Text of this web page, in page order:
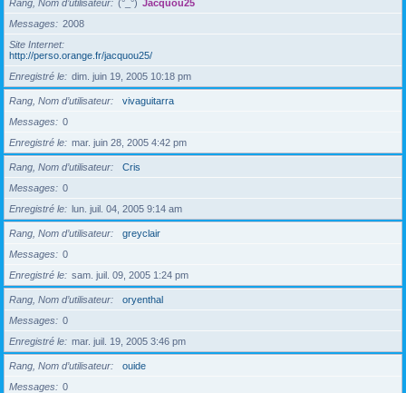
Rang, Nom d’utilisateur (°_°) Jacquou25
Messages
2008
Site Internet
http://perso.orange.fr/jacquou25/
Enregistré le
dim. juin 19, 2005 10:18 pm
Rang, Nom d’utilisateur
vivaguitarra
Messages
0
Enregistré le
mar. juin 28, 2005 4:42 pm
Rang, Nom d’utilisateur
Cris
Messages
0
Enregistré le
lun. juil. 04, 2005 9:14 am
Rang, Nom d’utilisateur
greyclair
Messages
0
Enregistré le
sam. juil. 09, 2005 1:24 pm
Rang, Nom d’utilisateur
oryenthal
Messages
0
Enregistré le
mar. juil. 19, 2005 3:46 pm
Rang, Nom d’utilisateur
ouide
Messages
0